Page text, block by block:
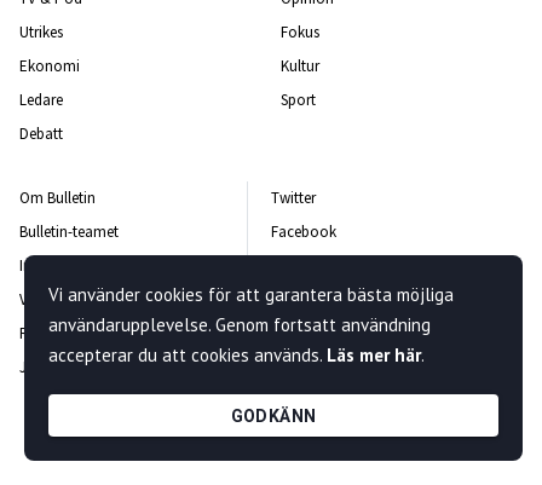
Utrikes
Ekonomi
Ledare
Debatt
Fokus
Kultur
Sport
Om Bulletin
Bulletin-teamet
Integritetspolicy
Vanliga frågor och svar
Rättelsepolicy
Jobba hos oss
Twitter
Facebook
Kontakta oss
Nyhetsbrev
Vi använder cookies för att garantera bästa möjliga
användarupplevelse. Genom fortsatt användning
accepterar du att cookies används. Läs mer här.
GODKÄNN